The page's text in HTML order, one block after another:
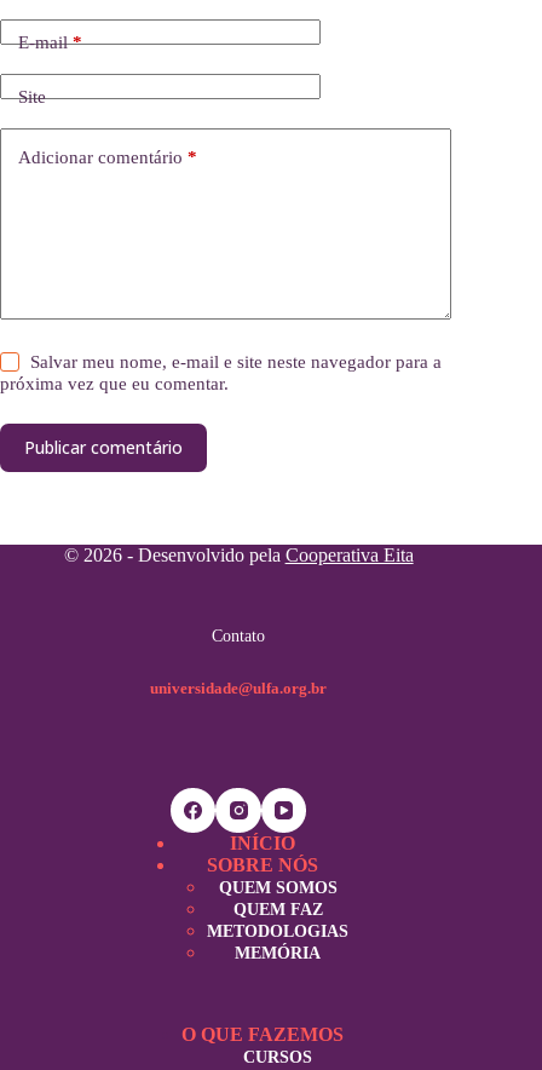
E-mail*
Site
Adicionar comentário *
Salvar meu nome, e-mail e site neste navegador para a
próxima vez que eu comentar.
Publicar comentário
© 2026 - Desenvolvido pela Cooperativa Eita
Contato
universidade@ulfa.org.br
INÍCIO
SOBRE NÓS
QUEM SOMOS
QUEM FAZ
METODOLOGIAS
MEMÓRIA
O QUE FAZEMOS
CURSOS